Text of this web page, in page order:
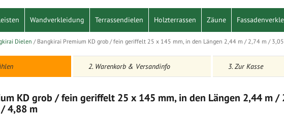
Wandverkleidung Terrassendielen Holzterrassen Zäune
Dielen Bangkirai Premium KD grob / fein geriffelt 25 x 145 mm, in den Längen 2,44 m / 2,74 m /
2. Warenkorb & Versandinfo 3. Zur Kasse
KD grob / fein geriffelt 25 x 145 mm, in den Längen 2,44 m
4,88 m